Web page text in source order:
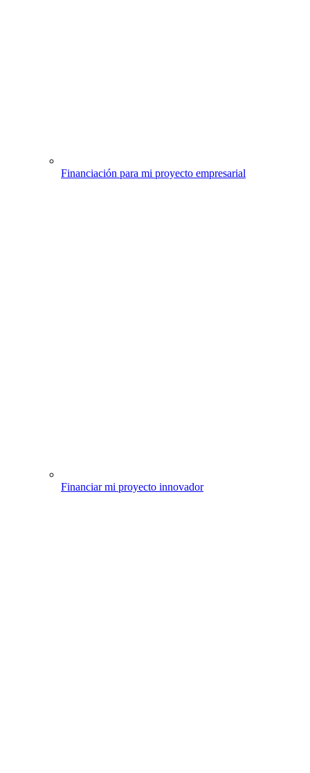
Financiación para mi proyecto empresarial
Financiar mi proyecto innovador